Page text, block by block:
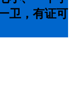
卫，有证可